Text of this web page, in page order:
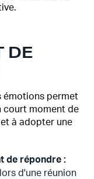
DE
émotions permet
court moment de
à adopter une
de répondre :
d'une réunion